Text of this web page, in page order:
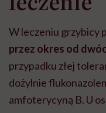
W leczeniu grzybicy
przez okres od
przypadku złej
dożylnie
amfoterycyną B. U